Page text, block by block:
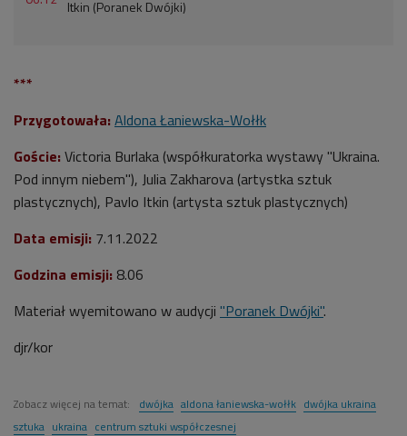
Itkin (Poranek Dwójki)
***
Przygotowała: Aldona Łaniewska-Wołłk
Goście: Victoria Burlaka (współkuratorka wystawy "Ukraina.
Pod innym niebem"), Julia Zakharova (artystka sztuk
plastycznych), Pavlo Itkin (artysta sztuk plastycznych)
Data emisji: 7.11.2022
Godzina emisji: 8.06
Materiał wyemitowano w audycji "Poranek Dwójki".
djr/kor
Zobacz więcej na temat: dwójka aldona łaniewska-wołłk dwójka ukraina
sztuka ukraina centrum sztuki współczesnej